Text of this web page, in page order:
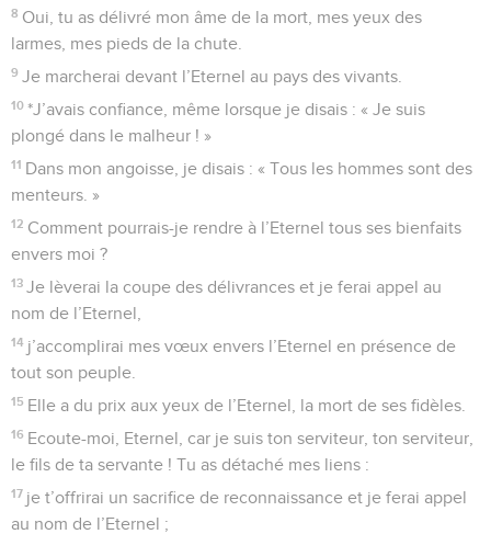
8 Oui, tu as délivré mon âme de la mort, mes yeux des
larmes, mes pieds de la chute.
9 Je marcherai devant l’Eternel au pays des vivants.
10 *J’avais confiance, même lorsque je disais : « Je suis
plongé dans le malheur ! »
11 Dans mon angoisse, je disais : « Tous les hommes sont des
menteurs. »
12 Comment pourrais-je rendre à l’Eternel tous ses bienfaits
envers moi ?
13 Je lèverai la coupe des délivrances et je ferai appel au
nom de l’Eternel,
14 j’accomplirai mes vœux envers l’Eternel en présence de
tout son peuple.
15 Elle a du prix aux yeux de l’Eternel, la mort de ses fidèles.
16 Ecoute-moi, Eternel, car je suis ton serviteur, ton serviteur,
le fils de ta servante ! Tu as détaché mes liens :
17 je t’offrirai un sacrifice de reconnaissance et je ferai appel
au nom de l’Eternel ;